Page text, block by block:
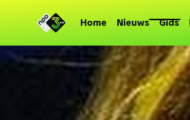
Home Nieuws Gids